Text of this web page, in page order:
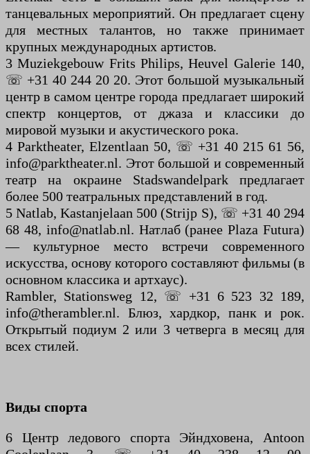
танцевальных мероприятий. Он предлагает сцену
для местных талантов, но также принимает
крупных международных артистов.
3 Muziekgebouw Frits Philips, Heuvel Galerie 140,
☏ +31 40 244 20 20. Этот большой музыкальный
центр в самом центре города предлагает широкий
спектр концертов, от джаза и классики до
мировой музыки и акустического рока.
4 Parktheater, Elzentlaan 50, ☏ +31 40 215 61 56,
info@parktheater.nl. Этот большой и современный
театр на окраине Stadswandelpark предлагает
более 500 театральных представлений в год.
5 Natlab, Kastanjelaan 500 (Strijp S), ☏ +31 40 294
68 48, info@natlab.nl. Натлаб (ранее Plaza Futura)
— культурное место встречи современного
искусства, основу которого составляют фильмы (в
основном классика и артхаус).
Rambler, Stationsweg 12, ☏ +31 6 523 32 189,
info@therambler.nl. Блюз, хардкор, панк и рок.
Открытый подиум 2 или 3 четверга в месяц для
всех стилей.
Виды спорта
6 Центр ледового спорта Эйндховена, Antoon